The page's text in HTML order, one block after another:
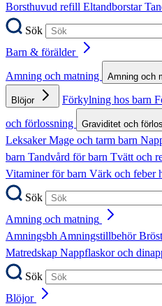
Borsthuvud refill Eltandborstar
Sök
Barn & förälder
Amning och matning
Amning och
Blöjor Förkylning hos barn
och förlossning
Graviditet och
LeksakerMage och tarm barn
barn Tandvård för barn Tvätt och
Vitaminer för barn Värk och feber
Sök
Amning och matning
AmningsbhAmningstillbehör
Matredskap Nappflaskor och
Sök
Blöjor